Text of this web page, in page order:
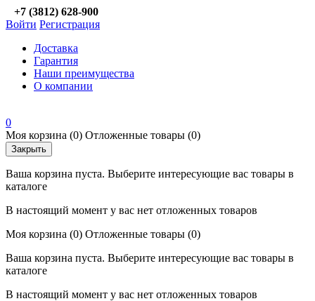
+7 (3812) 628-900
Войти Регистрация
Доставка
Гарантия
Наши преимущества
О компании
0
Моя корзина (0) Отложенные товары (0)
Закрыть
Ваша корзина пуста. Выберите интересующие вас товары в
каталоге
В настоящий момент у вас нет отложенных товаров
Моя корзина (0) Отложенные товары (0)
Ваша корзина пуста. Выберите интересующие вас товары в
каталоге
В настоящий момент у вас нет отложенных товаров